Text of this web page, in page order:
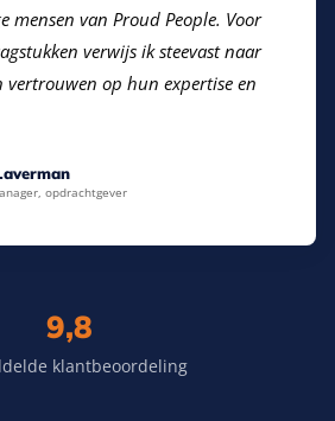
mensen van Proud People. Voor
verwijs ik steevast naar
op hun expertise en
opdrachtgever
9,8
klantbeoordeling